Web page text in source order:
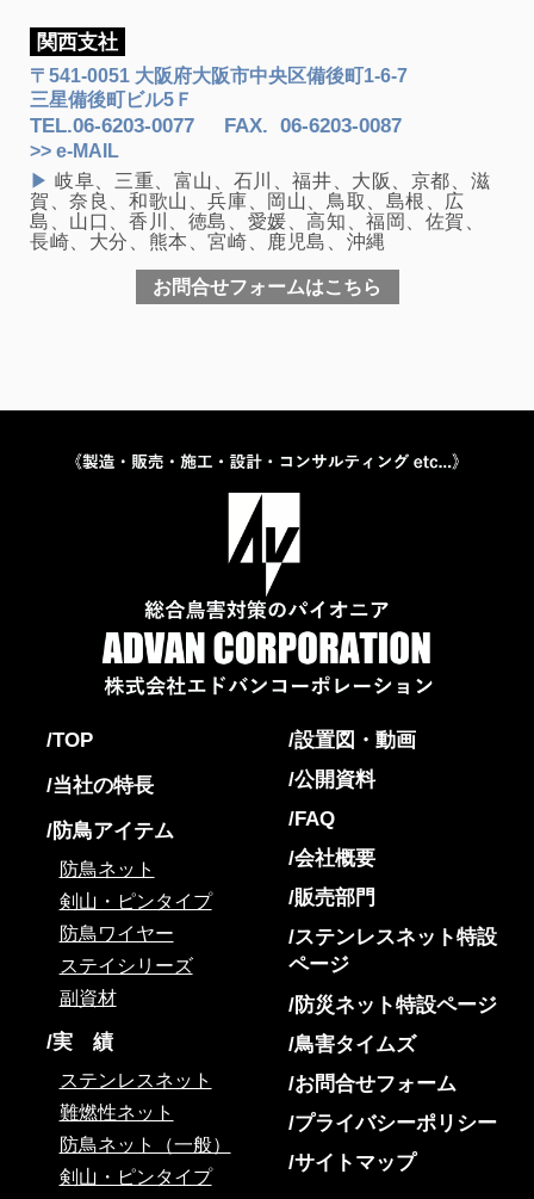
関西支社
TEL.06-6203-0077 FAX. 06-6203-0087
〒541-0051 大阪府大阪市中央区備後町1-6-7
三星備後町ビル5Ｆ
>> e-MAIL
▶岐阜、三重、富山、石川、福井、大阪、京都、滋
賀、奈良、和歌山、兵庫、岡山、鳥取、島根、広
島、山口、香川、徳島、愛媛、高知、福岡、佐賀、
長崎、大分、熊本、宮崎、鹿児島、沖縄
お問合せフォームはこちら
TOP
当社の特長
防鳥アイテム
防鳥ネット
剣山・ピンタイプ
防鳥ワイヤー
ステイシリーズ
副資材
実 績
ステンレスネット
難燃性ネット
防鳥ネット（一般）
剣山・ピンタイプ
設置図・動画
公開資料
FAQ
会社概要
販売部門
ステンレスネット特設
ページ
防災ネット特設ページ
鳥害タイムズ
お問合せフォーム
プライバシーポリシー
サイトマップ